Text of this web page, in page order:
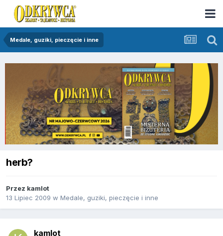
Medale, guziki, pieczęcie i inne
herb?
Przez kamlot
13 Lipiec 2009 w Medale, guziki, pieczęcie i inne
kamlot